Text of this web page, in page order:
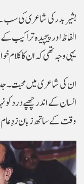
بشیر بدر کی شاعری کی
الفاظ اور پیچیدہ تراکیب
یہی وجہ تھی کہ ان کا
ان کی شاعری میں محبت۔
انسان کے اندر چھپے درد
وقت کے ساتھ زبان زدِ عام